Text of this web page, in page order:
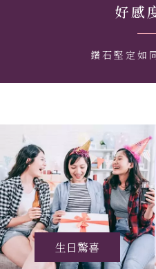
好感
鑽石堅定如
生日驚喜